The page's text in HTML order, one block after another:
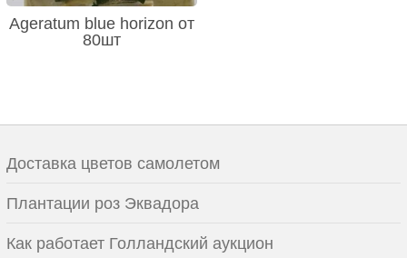
Ageratum blue horizon от
80шт
Доставка цветов самолетом
Плантации роз Эквадора
Как работает Голландский аукцион